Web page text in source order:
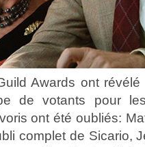
Awards ont
de votants pour
ont été oubliés:
complet de Sicario,